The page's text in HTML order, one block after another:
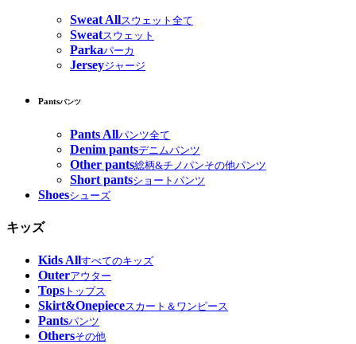
Sweat Allスウェット全て
Sweatスウェット
Parkaパーカ
Jerseyジャージ
Pantsパンツ
Pants Allパンツ全て
Denim pantsデニムパンツ
Other pants総柄&チノパンその他パンツ
Short pantsショートパンツ
Shoesシューズ
キッズ
Kids Allすべてのキッズ
Outerアウター
Tops トップス
Skirt&Onepieceスカート＆ワンピース
Pantsパンツ
Othersその他